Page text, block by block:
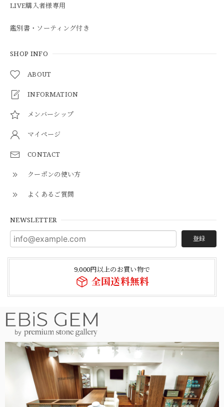
LIVE購入者様専用
鑑別書・ソーティング付き
SHOP INFO
ABOUT
INFORMATION
メンバーシップ
マイページ
CONTACT
クーポンの使い方
よくあるご質問
NEWSLETTER
登録
9,000円以上のお買い物で
全国送料無料